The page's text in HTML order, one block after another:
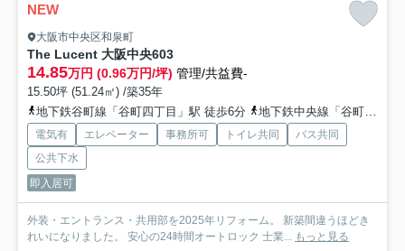
NEW
大阪市中央区和泉町
The Lucent 大阪中央603
14.85万円 (0.96万円/坪) 管理/共益費-
15.50坪 (51.24㎡) /築35年
地下鉄谷町線「谷町四丁目」駅 徒歩6分
地下鉄中央線「谷町四丁目」駅 徒歩6分
電気有 エレベーター 事務所可 トイレ共同
バス共同
公共下水
即入居可
外装・エントランス・共用部を2025年リフォーム。 新築間違うほどき
れいになりました。 安心の24時間オートロック 士業... もっと見る